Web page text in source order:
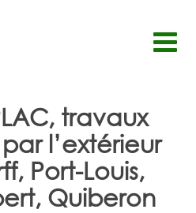
travaux
l’extérieur
Port-Louis,
Quiberon